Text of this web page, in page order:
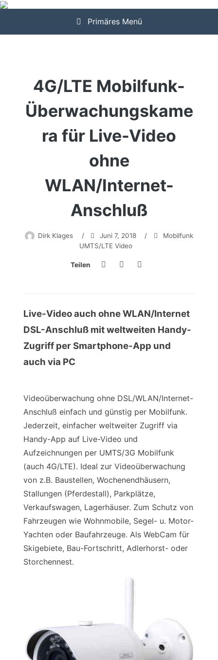
Zum
Primäres Menü
4G/LTE Mobilfunk-
Überwachungskame
ra für Live-Video
ohne
WLAN/Internet-
Anschluß
Dirk Klages / Juni 7, 2018 /
Mobilfunk
UMTS/LTE Video
Teilen
Live-Video auch ohne WLAN/Internet
DSL-Anschluß mit weltweiten Handy-
Zugriff per Smartphone-App und
auch via PC
Videoüberwachung ohne DSL/WLAN/Internet-
Anschluß einfach und günstig per Mobilfunk.
Jederzeit, einfacher weltweiter Zugriff via
Handy-App auf Live-Video und
Aufzeichnungen per UMTS/3G Mobilfunk
(auch 4G/LTE). Ideal zur Videoüberwachung
von z.B. Baustellen, Wochenendhäusern,
Stallungen (Pferdestall), Parkplätze,
Verkaufswagen, Lagerhäuser. Zum Schutz von
Fahrzeugen wie Wohnmobile, Segel- u. Motor-
Yachten oder Baufahrzeuge. Als WebCam für
Skigebiete, Bau-Fortschritt, Adlerhorst- oder
Storchennest.